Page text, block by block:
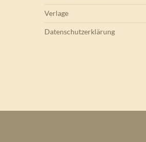
Verlage
Datenschutzerklärung